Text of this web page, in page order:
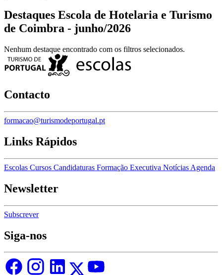
Destaques Escola de Hotelaria e Turismo
de Coimbra - junho/2026
Nenhum destaque encontrado com os filtros selecionados.
Contacto
formacao@turismodeportugal.pt
Links Rápidos
Escolas Cursos Candidaturas Formação Executiva Notícias Agenda
Newsletter
Subscrever
Siga-nos